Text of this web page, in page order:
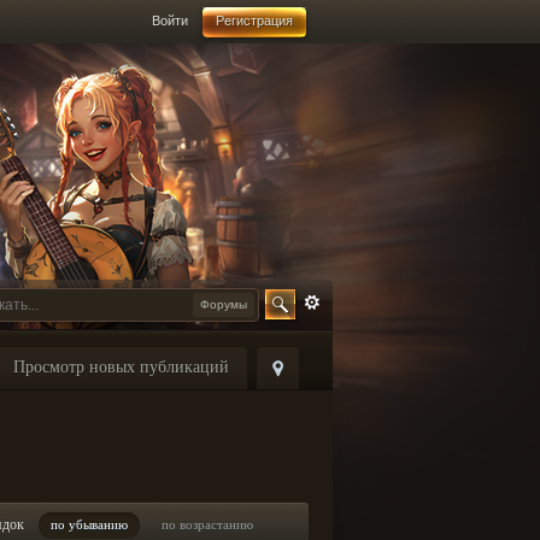
Войти Регистрация
Форумы
Просмотр новых публикаций
по убыванию по возрастанию